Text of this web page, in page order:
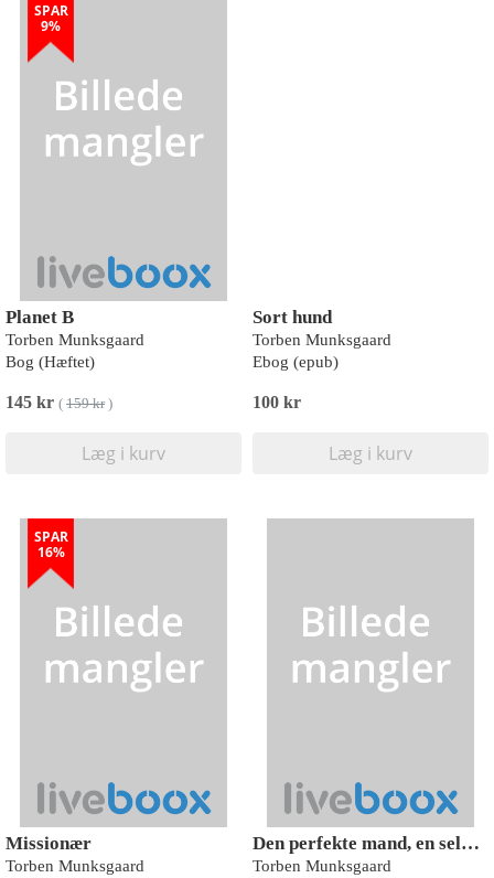
SPAR
9%
Planet B
Torben Munksgaard
Bog (Hæftet)
145 kr ( 159 kr)
Læg i kurv
Sort hund
Torben Munksgaard
Ebog (epub)
100 kr
Læg i kurv
SPAR
16%
Missionær
Torben Munksgaard
Den perfekte mand, en selvbiografi
Torben Munksgaard